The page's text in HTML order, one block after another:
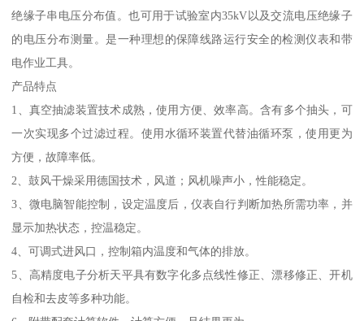
绝缘子串电压分布值。也可用于试验室内35kV以及交流电压绝缘子
的电压分布测量。是一种理想的保障线路运行安全的检测仪表和带
电作业工具。
产品特点
1、真空抽滤装置技术成熟，使用方便、效率高。含有多个抽头，可
一次实现多个过滤过程。使用水循环装置代替油循环泵，使用更为
方便，故障率低。
2、鼓风干燥采用德国技术，风道；风机噪声小，性能稳定。
3、微电脑智能控制，设定温度后，仪表自行判断加热所需功率，并
显示加热状态，控温稳定。
4、可调式进风口，控制箱内温度和气体的排放。
5、高精度电子分析天平具有数字化多点线性修正、漂移修正、开机
自检和去皮等多种功能。